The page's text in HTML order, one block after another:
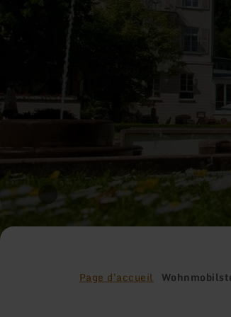
Page d'accueil